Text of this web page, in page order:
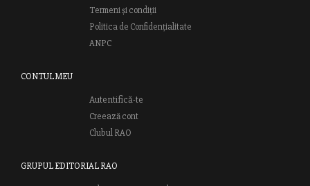
Termeni și condiții
Politica de Confidențialitate
ANPC
CONTUL MEU
Autentifică-te
Creează cont
Clubul RAO
GRUPUL EDITORIAL RAO